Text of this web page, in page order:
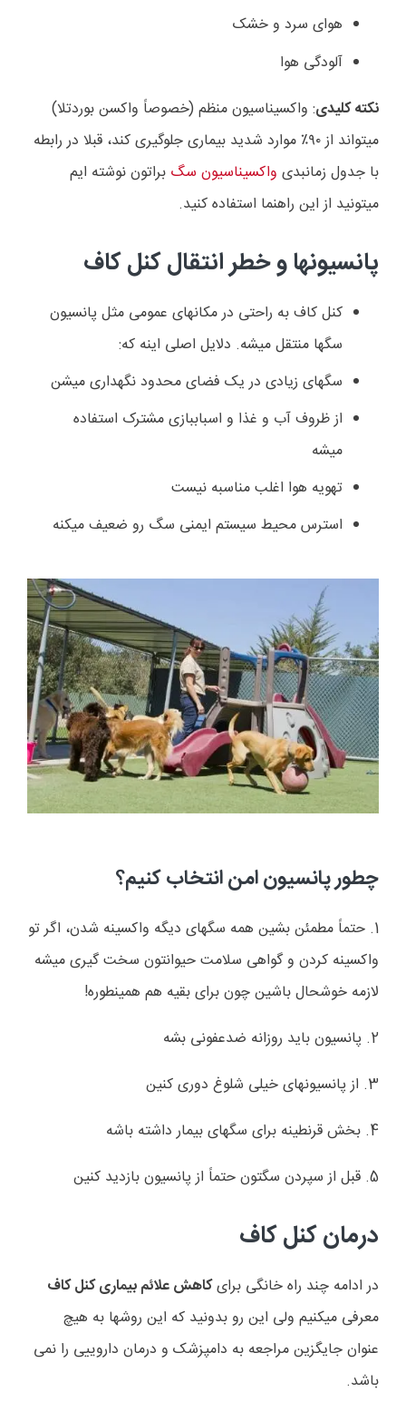
هوای سرد و خشک
آلودگی هوا
نکته کلیدی: واکسیناسیون منظم (خصوصاً واکسن بوردتلا)
میتواند از ۹۰٪ موارد شدید بیماری جلوگیری کند، قبلا در رابطه
با جدول زمانبدی واکسیناسیون سگ براتون نوشته ایم
میتونید از این راهنما استفاده کنید.
پانسیونها و خطر انتقال کنل کاف
کنل کاف به راحتی در مکانهای عمومی مثل پانسیون
سگها منتقل میشه. دلایل اصلی اینه که:
سگهای زیادی در یک فضای محدود نگهداری میشن
از ظروف آب و غذا و اسباببازی مشترک استفاده
میشه
تهویه هوا اغلب مناسبه نیست
استرس محیط سیستم ایمنی سگ رو ضعیف میکنه
چطور پانسیون امن انتخاب کنیم؟
1. حتماً مطمئن بشین همه سگهای دیگه واکسینه شدن، اگر تو
واکسینه کردن و گواهی سلامت حیوانتون سخت گیری میشه
لازمه خوشحال باشین چون برای بقیه هم همینطوره!
2. پانسیون باید روزانه ضدعفونی بشه
3. از پانسیونهای خیلی شلوغ دوری کنین
4. بخش قرنطینه برای سگهای بیمار داشته باشه
5. قبل از سپردن سگتون حتماً از پانسیون بازدید کنین
درمان کنل کاف
در ادامه چند راه خانگی برایکاهش علائم بیماری کنل کاف
معرفی میکنیم ولی این رو بدونید که این روشها به هیچ
عنوان جایگزین مراجعه به دامپزشک و درمان داروییی را نمی
باشد.